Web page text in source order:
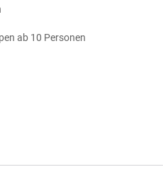
ab 10 Personen